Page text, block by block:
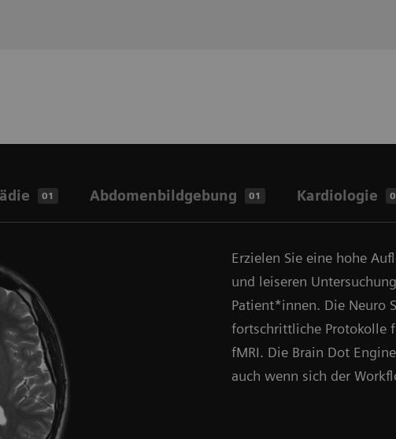
01 Abdomenbildgebung 01 Kardiologie
Erzielen Sie eine hohe
und leiseren
Patient*innen. Die Neuro
fortschrittliche Protokolle
fMRI. Die Brain Dot
auch wenn sich der